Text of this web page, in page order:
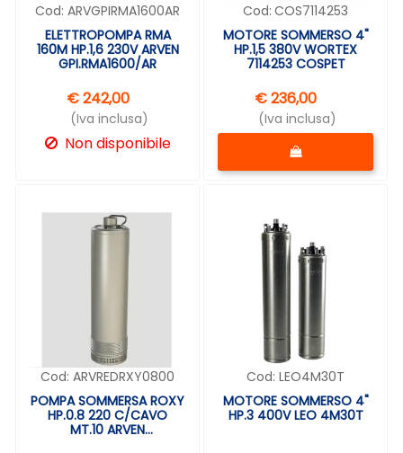
Cod: ARVGPIRMA1600AR
ELETTROPOMPA RMA
160M HP.1,6 230V ARVEN
GPI.RMA1600/AR
€ 242,00
(Iva inclusa)
Non disponibile
Cod: COS7114253
MOTORE SOMMERSO 4"
HP.1,5 380V WORTEX
7114253 COSPET
€ 236,00
(Iva inclusa)
Quantità
Cod: ARVREDRXY0800
POMPA SOMMERSA ROXY
HP.0.8 220 C/CAVO
MT.10 ARVEN
Cod: LEO4M30T
MOTORE SOMMERSO 4"
HP.3 400V LEO 4M30T